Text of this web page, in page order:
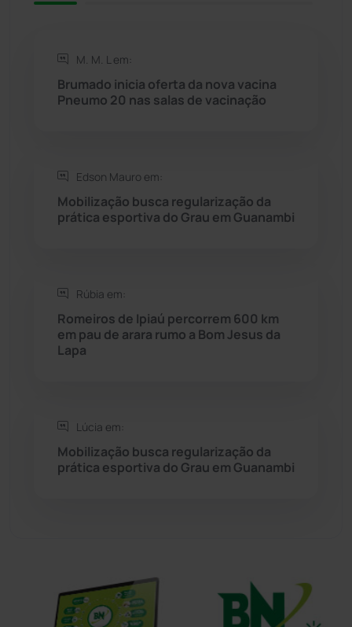
Rio do Antônio
Seabra (50)
Sítio do Mato
Sudoeste Baiano (1530)
Tanque Novo
Tecnologia (12)
M. M. L em:
Brumado inicia oferta da nova vacina
Pneumo 20 nas salas de vacinação
Edson Mauro em:
Mobilização busca regularização da
prática esportiva do Grau em Guanambi
Rúbia em:
Romeiros de Ipiaú percorrem 600 km
em pau de arara rumo a Bom Jesus da
Lapa
Lúcia em:
Mobilização busca regularização da
prática esportiva do Grau em Guanambi